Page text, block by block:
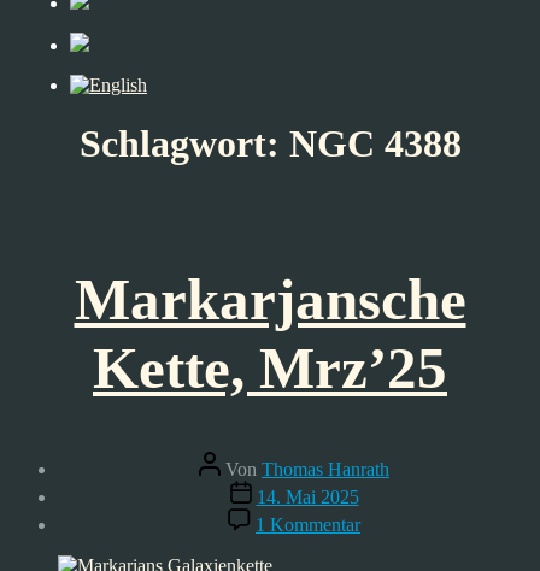
Schlagwort: NGC 4388
Markarjansche
Kette, Mrz’25
Beitragsautor
Von Thomas Hanrath
Veröffentlichungsdatum
14. Mai 2025
1 Kommentarzu
Markarjansche